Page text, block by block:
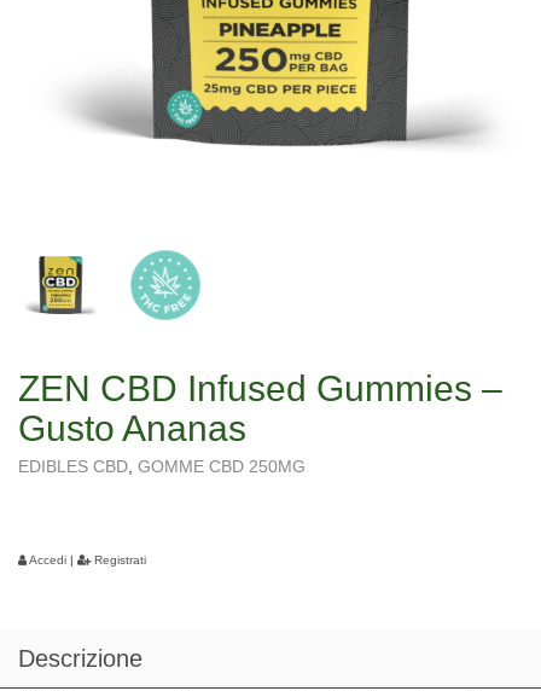
ZEN CBD Infused Gummies –
Gusto Ananas
EDIBLES CBD GOMME CBD 250MG
Accedi | Registrati
Descrizione